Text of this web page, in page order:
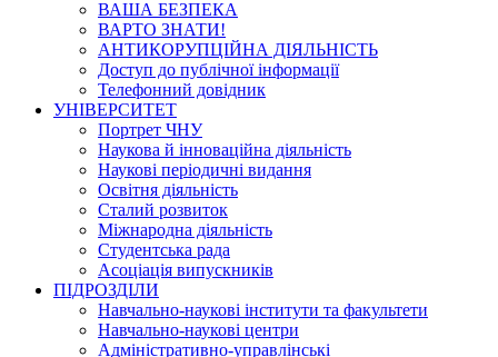
ВАША БЕЗПЕКА
ВАРТО ЗНАТИ!
АНТИКОРУПЦІЙНА ДІЯЛЬНІСТЬ
Доступ до публічної інформації
Телефонний довідник
УНІВЕРСИТЕТ
Портрет ЧНУ
Наукова й інноваційна діяльність
Наукові періодичні видання
Освітня діяльність
Сталий розвиток
Міжнародна діяльність
Студентська рада
Асоціація випускників
ПІДРОЗДІЛИ
Навчально-наукові інститути та факультети
Навчально-наукові центри
Адміністративно-управлінські